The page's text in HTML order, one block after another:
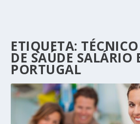
ETIQUETA:
DE SAÚDE SALÁRIO
PORTUGAL